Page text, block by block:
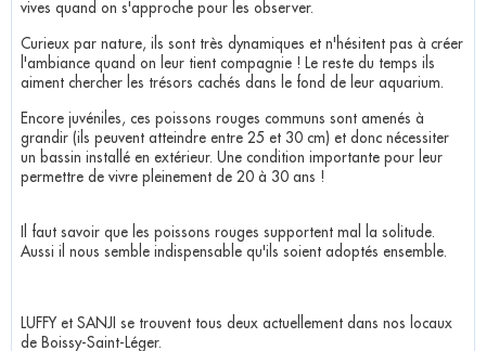
vives quand on s'approche pour les observer.
Curieux par nature, ils sont très dynamiques et n'hésitent pas à créer
l'ambiance quand on leur tient compagnie ! Le reste du temps ils
aiment chercher les trésors cachés dans le fond de leur aquarium.
Encore juvéniles, ces poissons rouges communs sont amenés à
grandir (ils peuvent atteindre entre 25 et 30 cm) et donc nécessiter
un bassin installé en extérieur. Une condition importante pour leur
permettre de vivre pleinement de 20 à 30 ans !
Il faut savoir que les poissons rouges supportent mal la solitude.
Aussi il nous semble indispensable qu'ils soient adoptés ensemble.
LUFFY et SANJI se trouvent tous deux actuellement dans nos locaux
de Boissy-Saint-Léger.